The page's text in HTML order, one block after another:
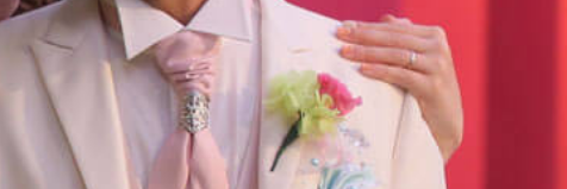
Bridal Fair